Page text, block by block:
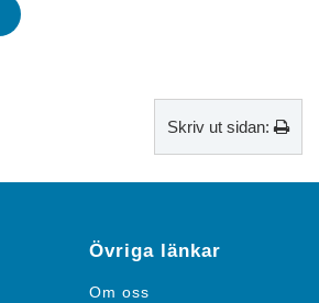
Skriv ut sidan:
Övriga länkar
Om oss